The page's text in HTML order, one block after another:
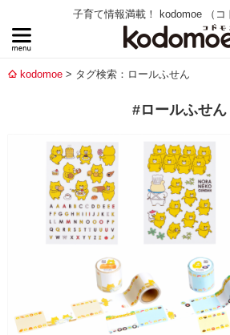
子育て情報満載！ kodomoe （コ
kodomoe タグ検索：ロールふせん
#ロールふせん